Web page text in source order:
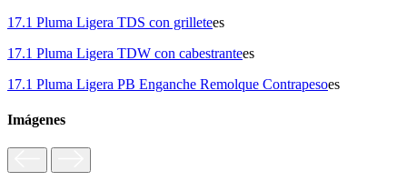
17.1 Pluma Ligera TDS con grilletees
17.1 Pluma Ligera TDW con cabestrantees
17.1 Pluma Ligera PB Enganche Remolque Contrapesoes
Imágenes